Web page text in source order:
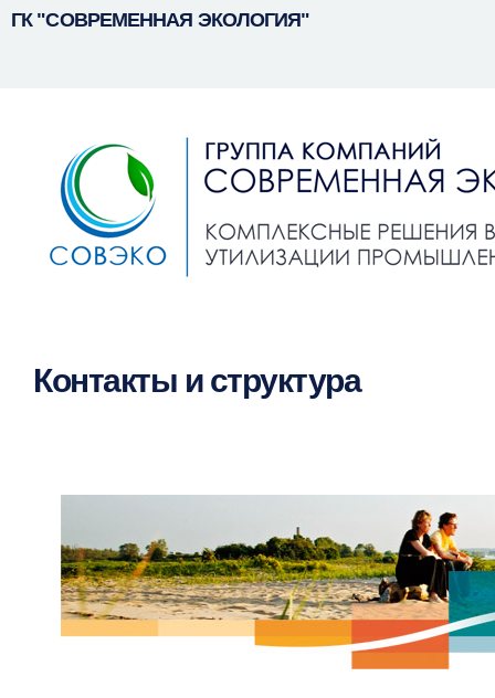
ГК "СОВРЕМЕННАЯ ЭКОЛОГИЯ"
Контакты и структура